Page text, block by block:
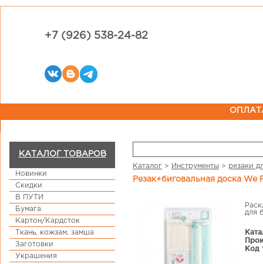
+7 (926) 538-24-82
КАТАЛОГ ТОВАРОВ
Новинки
Скидки
В ПУТИ
Бумага
Картон/Кардсток
Ткань, кожзам, замша
Заготовки
Украшения
Каталог > Инструменты > резаки
Резак+биговальная доска We
для
Код